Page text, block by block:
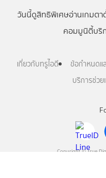
Copyright © True
วันนี้ดูสิทธิพิเศษอ่านเกมตา
คอมมูนิตี้บริ
เกี่ยวกับทรูไอดี ข้อกำหนดแล
บริการช่วย